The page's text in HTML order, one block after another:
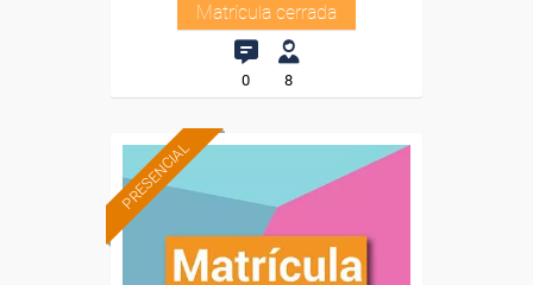
Matrícula cerrada
0 8
PRESENCIAL